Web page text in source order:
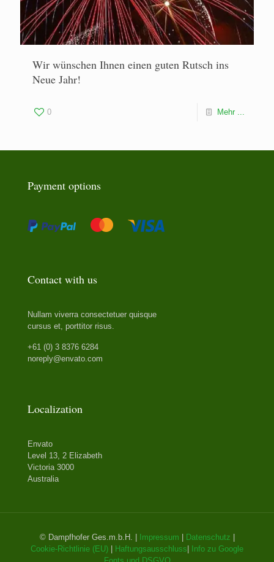
Wir wünschen Ihnen einen guten Rutsch ins
Neue Jahr!
0 Mehr ...
Payment options
Contact with us
Nullam viverra consectetuer quisque
cursus et, porttitor risus.
+61 (0) 3 8376 6284
noreply@envato.com
Localization
Envato
Level 13, 2 Elizabeth
Victoria 3000
Australia
© Dampfhofer Ges.m.b.H. | Impressum Datenschutz
Cookie-Richtlinie (EU)
Haftungsausschluss
Info zu Google